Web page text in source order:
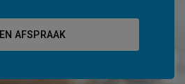
AFSPRAAK